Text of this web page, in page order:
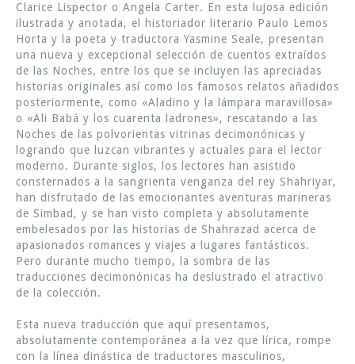
Clarice Lispector o Angela Carter. En esta lujosa edición
ilustrada y anotada, el historiador literario Paulo Lemos
Horta y la poeta y traductora Yasmine Seale, presentan
una nueva y excepcional selección de cuentos extraídos
de las Noches, entre los que se incluyen las apreciadas
historias originales así como los famosos relatos añadidos
posteriormente, como «Aladino y la lámpara maravillosa»
o «Ali Babá y los cuarenta ladrones», rescatando a las
Noches de las polvorientas vitrinas decimonónicas y
logrando que luzcan vibrantes y actuales para el lector
moderno. Durante siglos, los lectores han asistido
consternados a la sangrienta venganza del rey Shahriyar,
han disfrutado de las emocionantes aventuras marineras
de Simbad, y se han visto completa y absolutamente
embelesados por las historias de Shahrazad acerca de
apasionados romances y viajes a lugares fantásticos.
Pero durante mucho tiempo, la sombra de las
traducciones decimonónicas ha deslustrado el atractivo
de la colección.
Esta nueva traducción que aquí presentamos,
absolutamente contemporánea a la vez que lírica, rompe
con la línea dinástica de traductores masculinos,